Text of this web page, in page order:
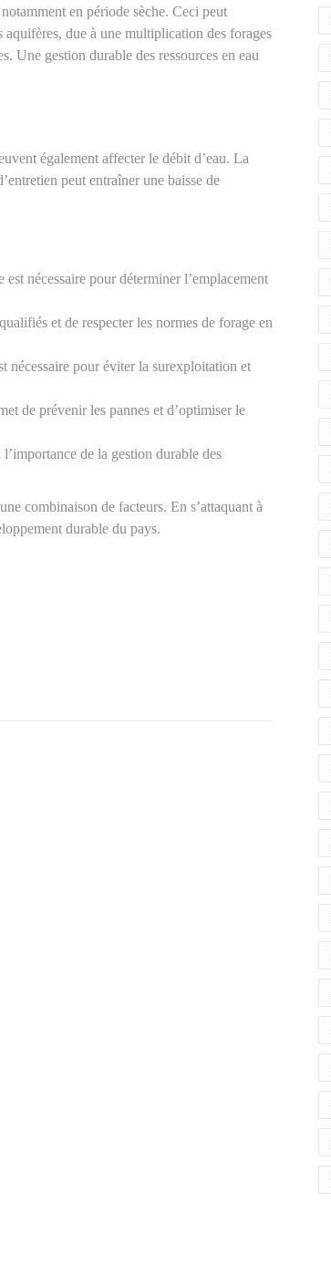
en période sèche. Ceci peut
due à une multiplication des forages
Une gestion durable des ressources en eau
également affecter le débit d’eau. La
peut entraîner une baisse de
nécessaire pour déterminer l’emplacement
et de respecter les normes de forage en
nécessaire pour éviter la surexploitation et
de prévenir les pannes et d’optimiser le
de la gestion durable des
combinaison de facteurs. En s’attaquant à
durable du pays.